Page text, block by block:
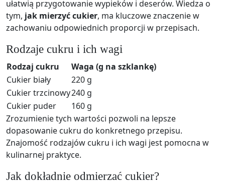
ułatwią przygotowanie wypieków i deserów. Wiedza o
tym, jak mierzyć cukier, ma kluczowe znaczenie w
zachowaniu odpowiednich proporcji w przepisach.
Rodzaje cukru i ich wagi
Rodzaj cukru
Waga (g na szklankę)
Cukier biały
220 g
Cukier trzcinowy240 g
Cukier puder
160 g
Zrozumienie tych wartości pozwoli na lepsze
dopasowanie cukru do konkretnego przepisu.
Znajomość rodzajów cukru i ich wagi jest pomocna w
kulinarnej praktyce.
Jak dokładnie odmierzać cukier?